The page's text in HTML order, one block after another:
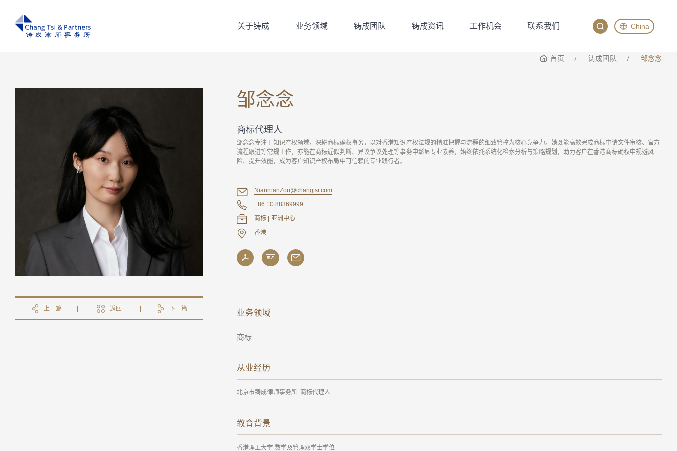
关于铸成
业务领域
铸成团队
铸成资讯
工作机会
联系我们
China
English
首页 铸成团队 邹念念
上一篇 返回 下一篇
邹念念
商标代理人
邹念念专注于知识产权领域，深耕商标确权事务，以对香港知识产权法规的精准把握与流程的细致管控为核心竞争力。她既能高效完成商标申请文件审核、官方
流程跟进等常规工作，亦能在商标近似判断、异议争议处理等事务中彰显专业素养，始终依托系统化检索分析与策略规划，助力客户在香港商标确权中规避风
险、提升效能，成为客户知识产权布局中可信赖的专业践行者。
NiannianZou@changtsi.com
+86 10 88369999
商标 | 亚洲中心
香港
业务领域
商标
从业经历
北京市铸成律师事务所 商标代理人
教育背景
香港理工大学 数学及管理双学士学位